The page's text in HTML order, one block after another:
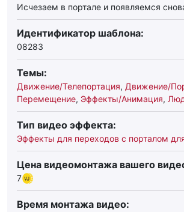
Исчезаем в портале и появляемся
Идентификатор шаблона:
08283
Темы:
Движение/Телепортация, Движение/
Перемещение, Эффекты/Анимация,
Тип видео эффекта:
Эффекты для переходов с порталом
Цена видеомонтажа вашего
7
Время монтажа видео: